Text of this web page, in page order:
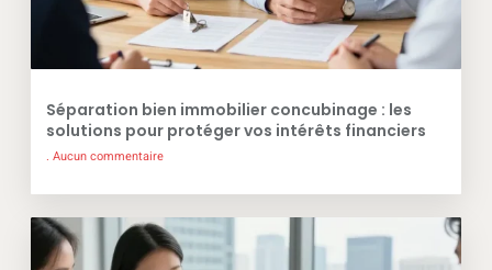
Séparation bien immobilier concubinage : les
solutions pour protéger vos intérêts financiers
Aucun commentaire